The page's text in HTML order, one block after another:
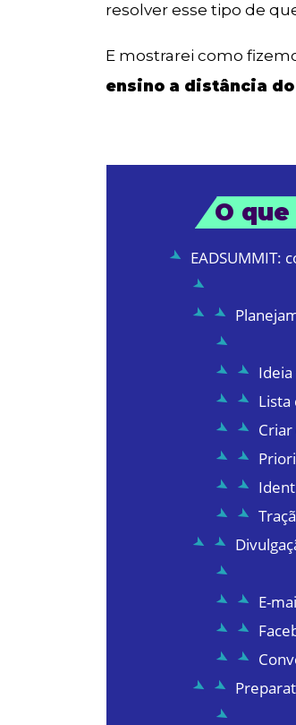
resolver esse tipo de
E mostrarei como
ensino a distância do
O
EADSUMMIT:
Lista
E-